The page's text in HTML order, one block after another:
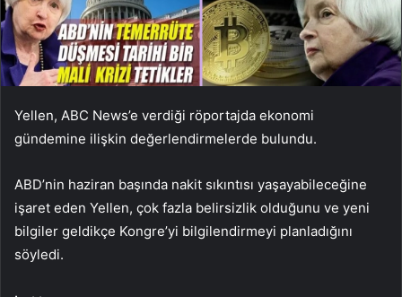
Yellen, ABC News’e verdiği röportajda ekonomi
gündemine ilişkin değerlendirmelerde bulundu.
ABD’nin haziran başında nakit sıkıntısı yaşayabileceğine
işaret eden Yellen, çok fazla belirsizlik olduğunu ve yeni
bilgiler geldikçe Kongre’yi bilgilendirmeyi planladığını
söyledi.